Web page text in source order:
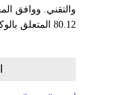
80.12 المتعلق بالوكالة الوطنية لتقييم وضمان...